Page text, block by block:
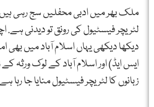
ملک بھر میں ادبی محفلیں سج رہی
لٹریچر فیسٹیول کی رونق تو دیدنی ہے.
دیکھا دیکھی یہاں اسلام آباد میں بھی
ایس ایڈ) اور اسلام آباد کے لوک ورثہ کے
زبانوں کا لٹریچر فیسٹیول منایا جا رہا